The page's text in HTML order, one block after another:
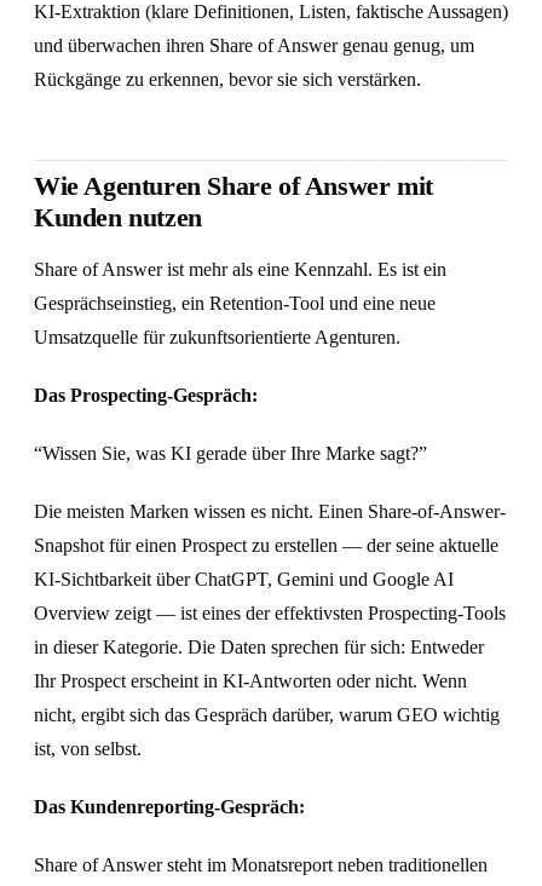
KI-Extraktion (klare Definitionen, Listen, faktische Aussagen)
und überwachen ihren Share of Answer genau genug, um
Rückgänge zu erkennen, bevor sie sich verstärken.
Wie Agenturen Share of Answer mit
Kunden nutzen
Share of Answer ist mehr als eine Kennzahl. Es ist ein
Gesprächseinstieg, ein Retention-Tool und eine neue
Umsatzquelle für zukunftsorientierte Agenturen.
Das Prospecting-Gespräch:
“Wissen Sie, was KI gerade über Ihre Marke sagt?”
Die meisten Marken wissen es nicht. Einen Share-of-Answer-
Snapshot für einen Prospect zu erstellen — der seine aktuelle
KI-Sichtbarkeit über ChatGPT, Gemini und Google AI
Overview zeigt — ist eines der effektivsten Prospecting-Tools
in dieser Kategorie. Die Daten sprechen für sich: Entweder
Ihr Prospect erscheint in KI-Antworten oder nicht. Wenn
nicht, ergibt sich das Gespräch darüber, warum GEO wichtig
ist, von selbst.
Das Kundenreporting-Gespräch:
Share of Answer steht im Monatsreport neben traditionellen